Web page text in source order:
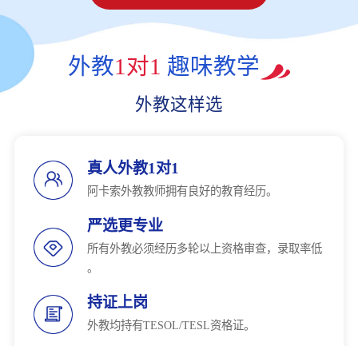
外教1对1 趣味教学
外教这样选
真人外教1对1
阿卡索外教教师拥有良好的教育经历。
严选更专业
所有外教必须经历多轮以上资格审查，录取率低
。
持证上岗
外教均持有TESOL/TESL资格证。